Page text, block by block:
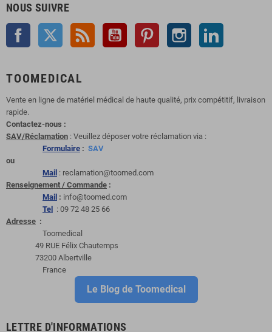
NOUS SUIVRE
Facebook Twitter Rss YouTube Pinterest Instagram
TOOMEDICAL
Vente en ligne de matériel médical de haute qualité, prix compétitif, livraison
rapide.
Contactez-nous :
SAV/Réclamation : Veuillez déposer votre réclamation via :
Formulaire : SAV
ou
Mail : reclamation@toomed.com
Renseignement / Commande :
Mail : info@toomed.com
Tel : 09 72 48 25 66
Adresse :
Toomedical
49 RUE Félix Chautemps
73200 Albertville
France
Le Blog de Toomedical
LETTRE D'INFORMATIONS